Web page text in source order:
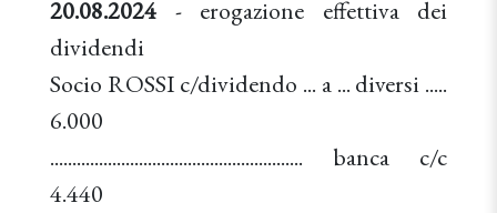
20.08.2024 - erogazione effettiva dei
dividendi
Socio ROSSI c/dividendo ... a ... diversi .....
6.000
......................................................... banca c/c
4.440